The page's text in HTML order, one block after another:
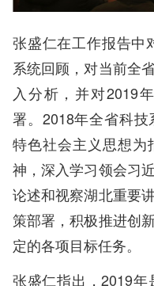
张盛仁在工作报告中
系统回顾，对当前全
入分析，并对2019
署。2018年全省科
特色社会主义思想为
神，深入学习领会习
论述和视察湖北重要
策部署，积极推进创
定的各项目标任务。
张盛仁指出，2019